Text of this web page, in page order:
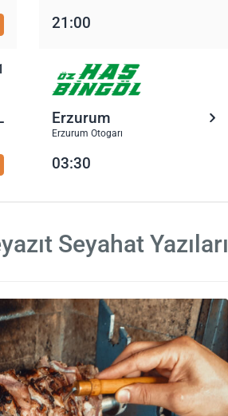
21:00
Erzurum
Erzurum Otogarı
03:30
Seyahat Yazıları